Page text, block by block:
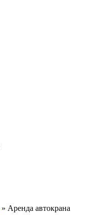
» Аренда автокрана